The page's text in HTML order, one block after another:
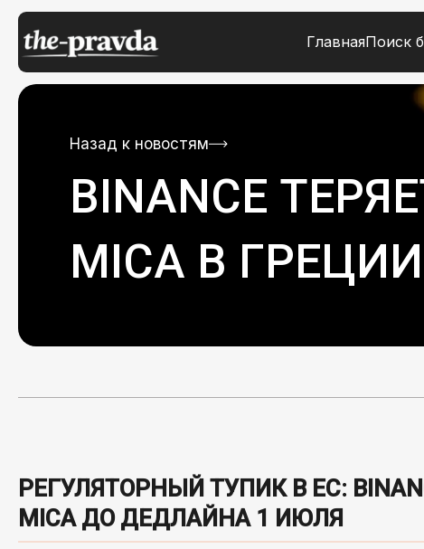
ГлавнаяПоиск
Назад к новостям
BINANCE
MICA В ГРЕЦИИ
РЕГУЛЯТОРНЫЙ ТУПИК В ЕС:
MICA ДО ДЕДЛАЙНА 1 ИЮЛЯ